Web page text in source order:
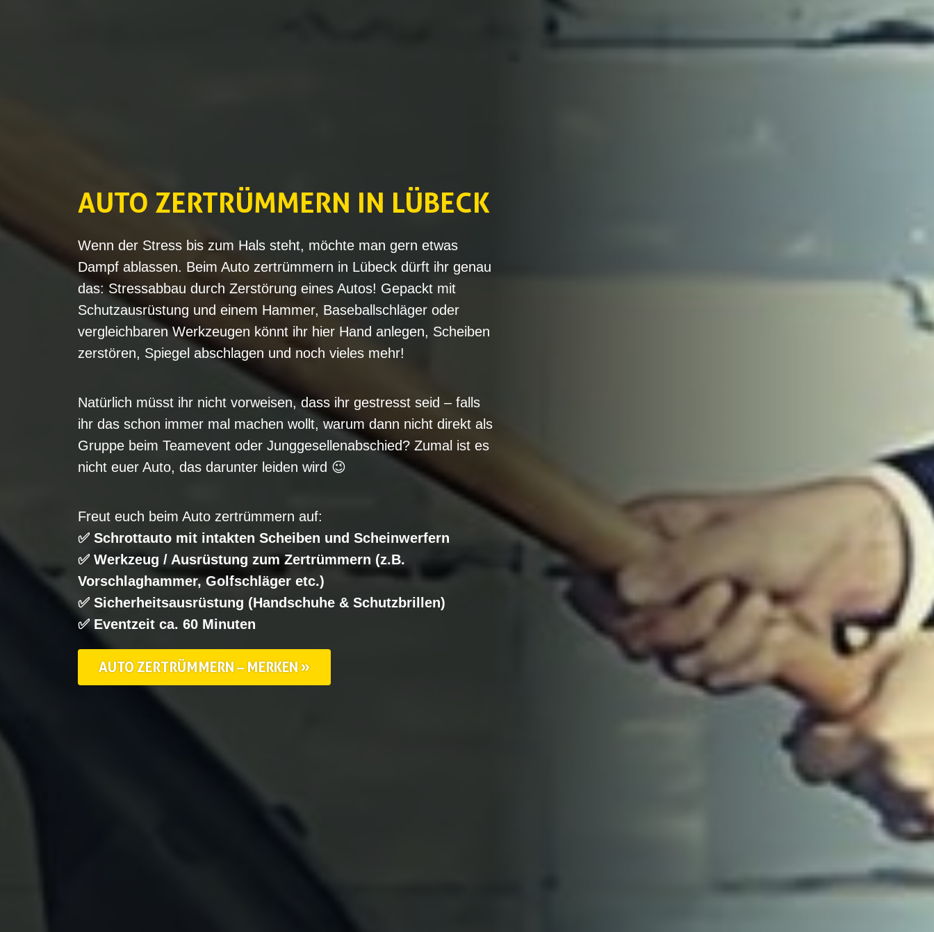
AUTO ZERTRÜMMERN IN LÜBECK
Wenn der Stress bis zum Hals steht, möchte man gern etwas
Dampf ablassen. Beim Auto zertrümmern in Lübeck dürft ihr genau
das: Stressabbau durch Zerstörung eines Autos! Gepackt mit
Schutzausrüstung und einem Hammer, Baseballschläger oder
vergleichbaren Werkzeugen könnt ihr hier Hand anlegen, Scheiben
zerstören, Spiegel abschlagen und noch vieles mehr!
Natürlich müsst ihr nicht vorweisen, dass ihr gestresst seid – falls
ihr das schon immer mal machen wollt, warum dann nicht direkt als
Gruppe beim Teamevent oder Junggesellenabschied? Zumal ist es
nicht euer Auto, das darunter leiden wird 😉
Freut euch beim Auto zertrümmern auf:
✅ Schrottauto mit intakten Scheiben und Scheinwerfern
✅ Werkzeug / Ausrüstung zum Zertrümmern (z.B.
Vorschlaghammer, Golfschläger etc.)
✅ Sicherheitsausrüstung (Handschuhe & Schutzbrillen)
✅ Eventzeit ca. 60 Minuten
AUTO ZERTRÜMMERN – MERKEN »